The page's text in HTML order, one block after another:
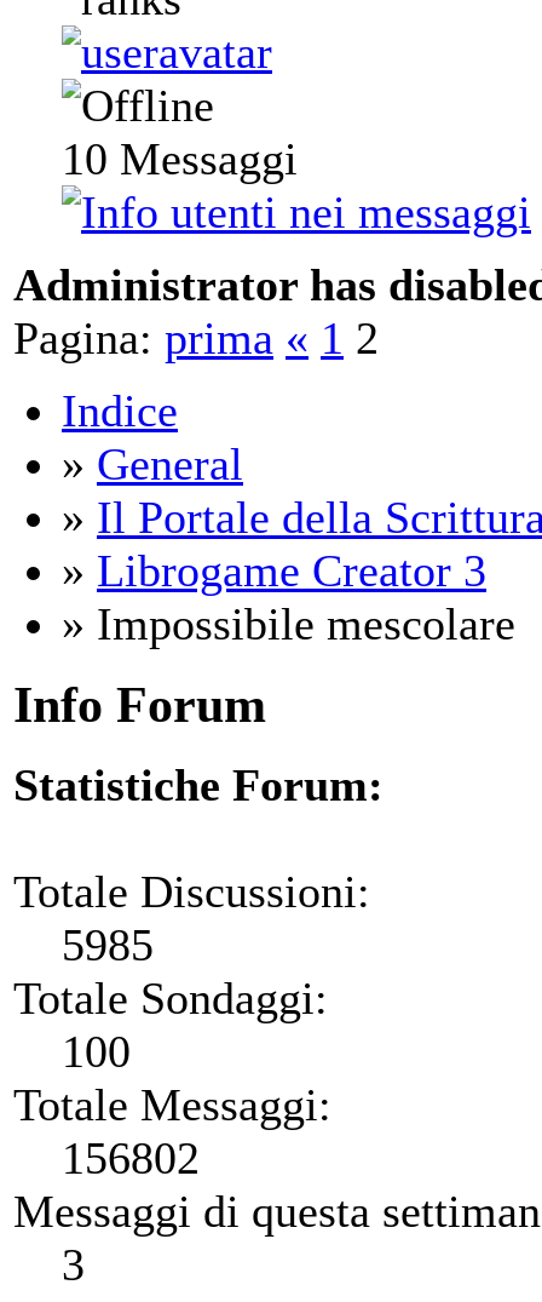
10 Messaggi
Administrator has
Pagina: prima « 1 2
Indice
» General
» Il Portale della
» Librogame Creator 3
» Impossibile mescolare
Info Forum
Statistiche Forum:
Totale Discussioni:
5985
Totale Sondaggi:
100
Totale Messaggi:
156802
Messaggi di questa
3